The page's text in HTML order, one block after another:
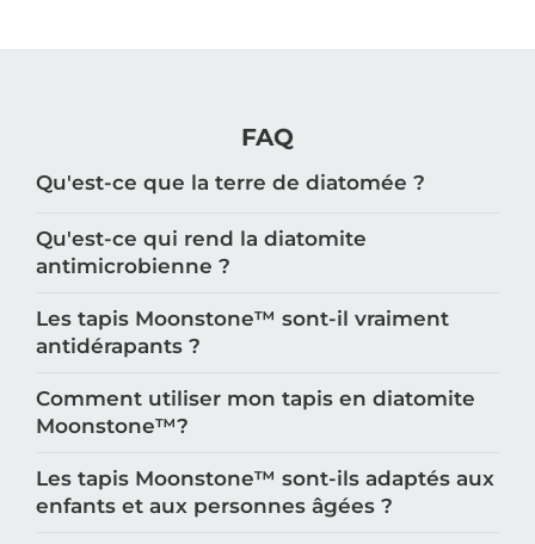
FAQ
Qu'est-ce que la terre de diatomée ?
Qu'est-ce qui rend la diatomite
antimicrobienne ?
Les tapis Moonstone™️ sont-il vraiment
antidérapants ?
Comment utiliser mon tapis en diatomite
Moonstone™️?
Les tapis Moonstone™️ sont-ils adaptés aux
enfants et aux personnes âgées ?